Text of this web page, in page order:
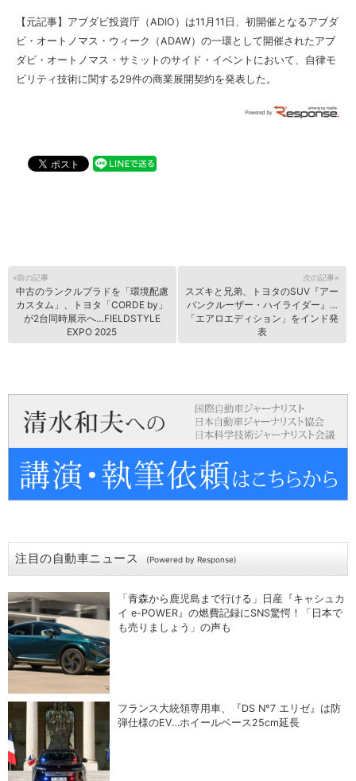
【元記事】 アブダビ投資庁（ADIO）は11月11日、初開催となるアブダ
ビ・オートノマス・ウィーク（ADAW）の一環として開催されたアブ
ダビ・オートノマス・サミットのサイド・イベントにおいて、自律モ
ビリティ技術に関する29件の商業展開契約を発表した。
«前の記事
中古のランクルプラドを「環境配慮
カスタム」、トヨタ「CORDE by」
が2台同時展示へ…FIELDSTYLE
EXPO 2025
次の記事»
スズキと兄弟、トヨタのSUV『アー
バンクルーザー・ハイライダー』…
「エアロエディション」をインド発
表
注目の自動車ニュース (Powered by Response)
「青森から鹿児島まで行ける」日産『キャシュカ
イ e-POWER』の燃費記録にSNS驚愕！「日本で
も売りましょう」の声も
フランス大統領専用車、『DS N°7 エリゼ』は防
弾仕様のEV…ホイールベース25cm延長